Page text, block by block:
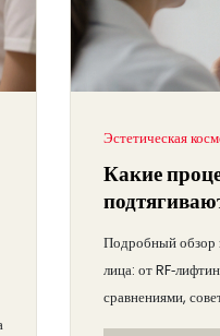
Эстетическая
Какие
Подробный обзор
лица: от
сравнениями,